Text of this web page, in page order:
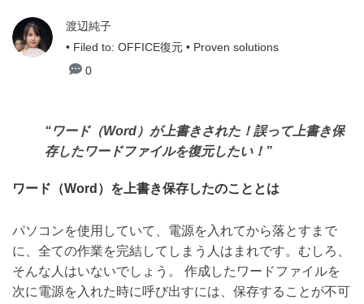
渡辺純子
• Filed to: OFFICE復元 • Proven solutions
0
“ワード（Word）が上書きされた！誤って上書き保
存したワードファイルを復元したい！”
ワード（Word）を上書き保存したのこととは
パソコンを使用していて、電源を入れてから落とすまで
に、全ての作業を完結してしまう人はまれです。むしろ、
そんな人はいないでしょう。 作成したワードファイルを
次に電源を入れた時に呼び出すには、保存することが不可